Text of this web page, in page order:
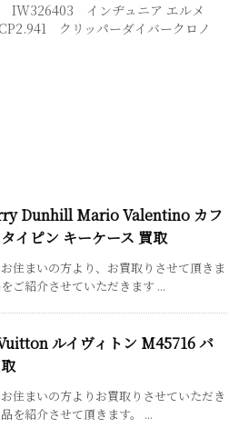
IW326403 インヂュニア エルメ
クリッパーダイバークロノ
Dunhill Mario Valentino カフ
イピン キーケース 買取
住まいの方より、お買取りさせて頂きま
ご紹介させていただきます ...
ルイヴィトン M45716 バ
住まいの方よりお買取りさせていただき
を紹介させて頂きます。 ...